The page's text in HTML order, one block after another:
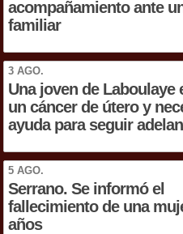
acompañamiento ante
familiar
3 AGO.
Una joven de Laboulaye
un cáncer de útero y
ayuda para seguir
5 AGO.
Serrano. Se informó el
fallecimiento de una
años